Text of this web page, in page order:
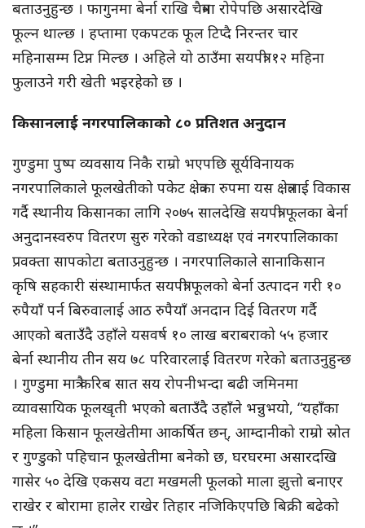
बताउनुहुन्छ । फागुनमा बेर्ना राखि चैत्रमा रोपेपछि असारदेखि
फूल्न थाल्छ । हप्तामा एकपटक फूल टिप्दै निरन्तर चार
महिनासम्म टिप्न मिल्छ । अहिले यो ठाउँमा सयपत्री १२ महिना
फुलाउने गरी खेती भइरहेको छ ।
किसानलाई नगरपालिकाको ८० प्रतिशत अनुदान
गुण्डुमा पुष्प व्यवसाय निकै राम्रो भएपछि सूर्यविनायक
नगरपालिकाले फूलखेतीको पकेट क्षेत्रका रुपमा यस क्षेत्रलाई विकास
गर्दै स्थानीय किसानका लागि २०७५ सालदेखि सयपत्री फूलका बेर्ना
अनुदानस्वरुप वितरण सुरु गरेको वडाध्यक्ष एवं नगरपालिकाका
प्रवक्ता सापकोटा बताउनुहुन्छ । नगरपालिकाले सानाकिसान
कृषि सहकारी संस्थामार्फत सयपत्री फूलको बेर्ना उत्पादन गरी १०
रुपैयाँ पर्न बिरुवालाई आठ रुपैयाँ अनदान दिई वितरण गर्दै
आएको बताउँदै उहाँले यसवर्ष १० लाख बराबराको ५५ हजार
बेर्ना स्थानीय तीन सय ७८ परिवारलाई वितरण गरेको बताउनुहुन्छ
। गुण्डुमा मात्रै करिब सात सय रोपनीभन्दा बढी जमिनमा
व्यावसायिक फूलखृती भएको बताउँदै उहाँले भन्नुभयो, “यहाँका
महिला किसान फूलखेतीमा आकर्षित छन्, आम्दानीको राम्रो स्रोत
र गुण्डुको पहिचान फूलखेतीमा बनेको छ, घरघरमा असारदखि
गासेर ५० देखि एकसय वटा मखमली फूलको माला झुत्तो बनाएर
राखेर र बोरामा हालेर राखेर तिहार नजिकिएपछि बिक्री बढेको